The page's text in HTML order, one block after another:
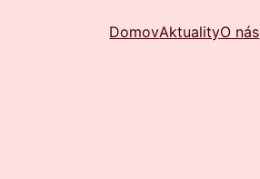
DomovAktualityO nás